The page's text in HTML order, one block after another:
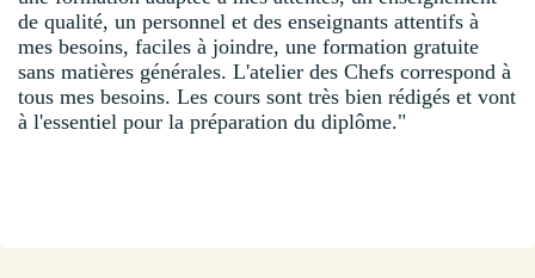
de qualité, un personnel et des enseignants attentifs à
mes besoins, faciles à joindre, une formation gratuite
sans matières générales. L'atelier des Chefs correspond à
tous mes besoins. Les cours sont très bien rédigés et vont
à l'essentiel pour la préparation du diplôme."